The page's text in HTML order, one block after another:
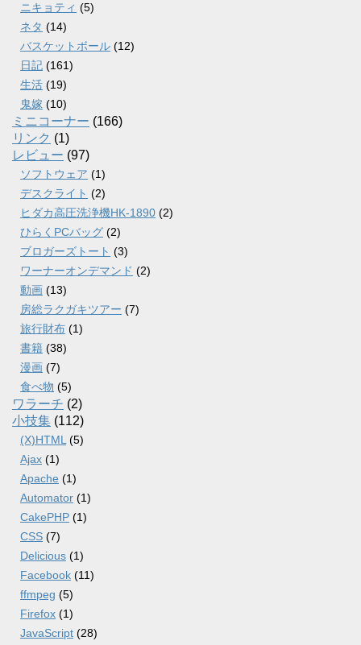
ニキョティ (5)
ネタ (14)
バスケットボール (12)
日記 (161)
生活 (19)
鬼嫁 (10)
ミニコーナー (166)
リンク (1)
レビュー (97)
ソフトウェア (1)
デスクライト (2)
ヒダカ高圧洗浄機HK-1890 (2)
ひらくPCバッグ (2)
ブロガーズトート (3)
ワーナーオンデマンド (2)
動画 (13)
房総ラクガキツアー (7)
旅行財布 (1)
書籍 (38)
漫画 (7)
食べ物 (5)
ワラーチ (2)
小技集 (112)
(X)HTML (5)
Ajax (1)
Apache (1)
Automator (1)
CakePHP (1)
CSS (7)
Delicious (1)
Facebook (11)
ffmpeg (5)
Firefox (1)
JavaScript (28)